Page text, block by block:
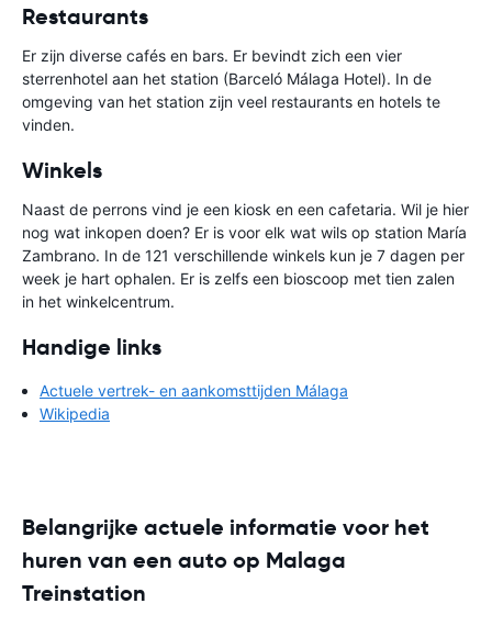
Restaurants
Er zijn diverse cafés en bars. Er bevindt zich een vier
sterrenhotel aan het station (Barceló Málaga Hotel). In de
omgeving van het station zijn veel restaurants en hotels te
vinden.
Winkels
Naast de perrons vind je een kiosk en een cafetaria. Wil je hier
nog wat inkopen doen? Er is voor elk wat wils op station María
Zambrano. In de 121 verschillende winkels kun je 7 dagen per
week je hart ophalen. Er is zelfs een bioscoop met tien zalen
in het winkelcentrum.
Handige links
Actuele vertrek- en aankomsttijden Málaga
Wikipedia
Belangrijke actuele informatie voor het
huren van een auto op Malaga
Treinstation